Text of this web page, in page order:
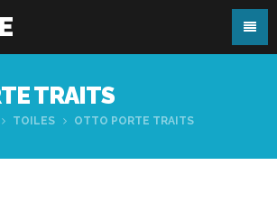
TRAITS
TOILES OTTO PORTE TRAITS